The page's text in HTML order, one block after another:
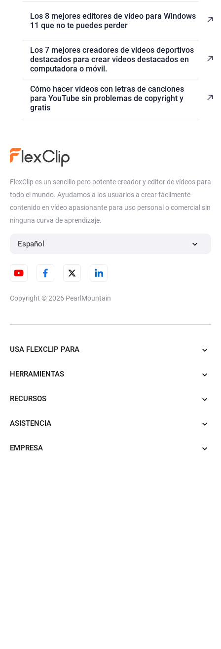
Los 8 mejores editores de vídeo para Windows
11 que no te puedes perder
Los 7 mejores creadores de videos deportivos
destacados para crear videos destacados en
computadora o móvil.
Cómo hacer vídeos con letras de canciones
para YouTube sin problemas de copyright y
gratis
FlexClip es un sencillo pero potente creador y editor de vídeos para
todo el mundo. Ayudamos a los usuarios a crear fácilmente
contenido en vídeo apasionante para uso personal o comercial sin
ninguna curva de aprendizaje.
Español
Copyright © 2026 PearlMountain
USA FLEXCLIP PARA
HERRAMIENTAS
RECURSOS
ASISTENCIA
EMPRESA